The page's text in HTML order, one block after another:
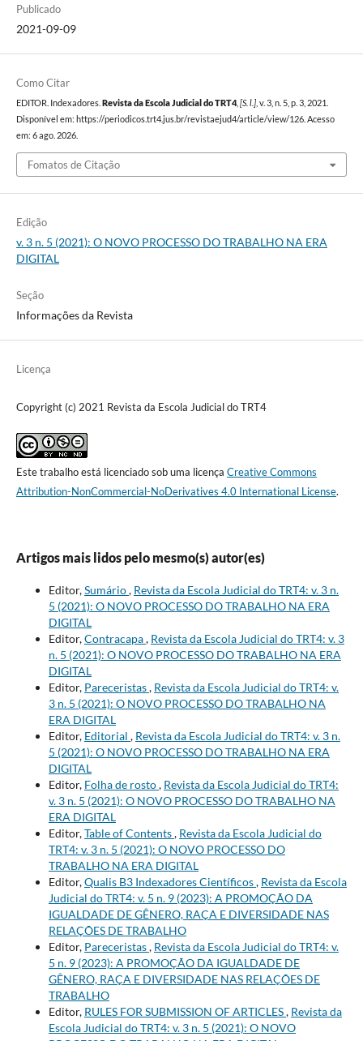
Publicado
2021-09-09
Como Citar
EDITOR. Indexadores. Revista da Escola Judicial do TRT4, [S. l.], v. 3, n. 5, p. 3, 2021.
Disponível em: https://periodicos.trt4.jus.br/revistaejud4/article/view/126. Acesso
em: 6 ago. 2026.
Fomatos de Citação
Edição
v. 3 n. 5 (2021): O NOVO PROCESSO DO TRABALHO NA ERA
DIGITAL
Seção
Informações da Revista
Licença
Copyright (c) 2021 Revista da Escola Judicial do TRT4
Este trabalho está licenciado sob uma licença Creative Commons
Attribution-NonCommercial-NoDerivatives 4.0 International License.
Artigos mais lidos pelo mesmo(s) autor(es)
Editor,Sumário, Revista da Escola Judicial do TRT4: v. 3 n.
5 (2021): O NOVO PROCESSO DO TRABALHO NA ERA
DIGITAL
Editor,Contracapa, Revista da Escola Judicial do TRT4: v. 3
n. 5 (2021): O NOVO PROCESSO DO TRABALHO NA ERA
DIGITAL
Editor, Pareceristas, Revista da Escola Judicial do TRT4: v.
3 n. 5 (2021): O NOVO PROCESSO DO TRABALHO NA
ERA DIGITAL
Editor, Editorial , Revista da Escola Judicial do TRT4: v. 3 n.
5 (2021): O NOVO PROCESSO DO TRABALHO NA ERA
DIGITAL
Editor, Folha de rosto, Revista da Escola Judicial do TRT4:
v. 3 n. 5 (2021): O NOVO PROCESSO DO TRABALHO NA
ERA DIGITAL
Editor,Table of Contents, Revista da Escola Judicial do
TRT4: v. 3 n. 5 (2021): O NOVO PROCESSO DO
TRABALHO NA ERA DIGITAL
Editor,Qualis B3 Indexadores Científicos, Revista da Escola
Judicial do TRT4: v. 5 n. 9 (2023): A PROMOÇÃO DA
IGUALDADE DE GÊNERO, RAÇA E DIVERSIDADE NAS
RELAÇÕES DE TRABALHO
Editor, Pareceristas, Revista da Escola Judicial do TRT4: v.
5 n. 9 (2023): A PROMOÇÃO DA IGUALDADE DE
GÊNERO, RAÇA E DIVERSIDADE NAS RELAÇÕES DE
TRABALHO
Editor, RULES FOR SUBMISSION OF ARTICLES, Revista da
Escola Judicial do TRT4: v. 3 n. 5 (2021): O NOVO